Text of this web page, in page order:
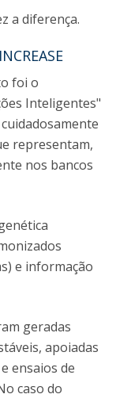
a diferença.
foi o
Inteligentes"
representam,
nos bancos
e informação
geradas
apoiadas
ensaios de
caso do